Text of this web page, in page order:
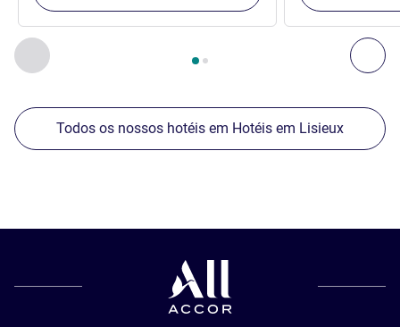
Anterior - Os nossos outros estabelecimentos nas
Página , Os nossos outros estabelecimentos nas
Todos os nossos hotéis em Hotéis em Lisieux